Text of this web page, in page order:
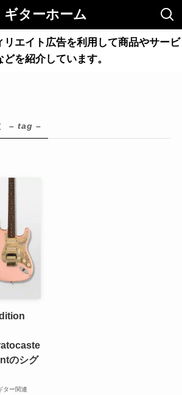
ギターホーム
エイト広告を利用して商品やサービ
どを紹介しています。
– tag –
のシグ
ター関連